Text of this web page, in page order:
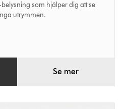
belysning som hjälper dig att se
utrymmen.
Se mer